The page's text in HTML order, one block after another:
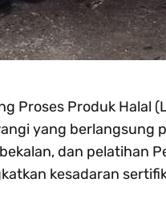
Proses Produk Halal
yang berlangsung
dan pelatihan
kesadaran